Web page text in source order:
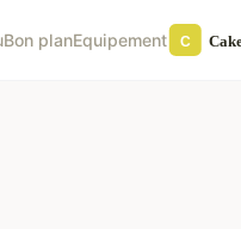
Bon planEquipement